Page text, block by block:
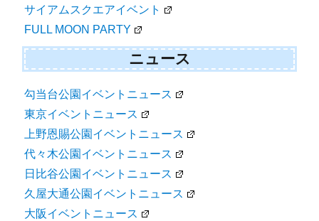
サイアムスクエアイベント
FULL MOON PARTY
ニュース
勾当台公園イベントニュース
東京イベントニュース
上野恩賜公園イベントニュース
代々木公園イベントニュース
日比谷公園イベントニュース
久屋大通公園イベントニュース
大阪イベントニュース